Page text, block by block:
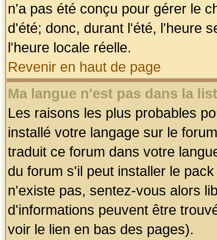
n'a pas été conçu pour gérer le
d'été; donc, durant l'été, l'heure
l'heure locale réelle.
Revenir en haut de page
Ma langue n'est pas dans la
Les raisons les plus probables
installé votre langage sur le
traduit ce forum dans votre
du forum s'il peut installer le
n'existe pas, sentez-vous alors
d'informations peuvent être
voir le lien en bas des pages).